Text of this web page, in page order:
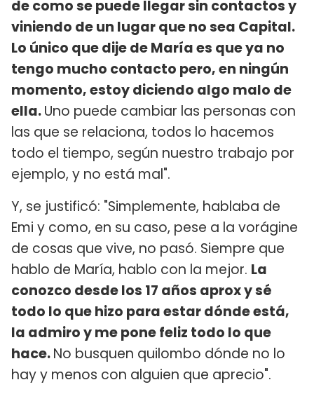
de como se puede llegar sin contactos y
viniendo de un lugar que no sea Capital.
Lo único que dije de María es que ya no
tengo mucho contacto pero, en ningún
momento, estoy diciendo algo malo de
ella.Uno puede cambiar las personas con
las que se relaciona, todos lo hacemos
todo el tiempo, según nuestro trabajo por
ejemplo, y no está mal".
Y, se justificó: "Simplemente, hablaba de
Emi y como, en su caso, pese a la vorágine
de cosas que vive, no pasó. Siempre que
hablo de María, hablo con la mejor. La
conozco desde los 17 años aprox y sé
todo lo que hizo para estar dónde está,
la admiro y me pone feliz todo lo que
hace.No busquen quilombo dónde no lo
hay y menos con alguien que aprecio".